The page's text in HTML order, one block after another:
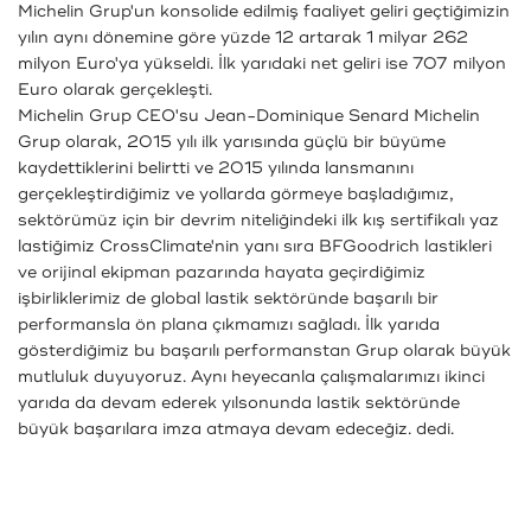
Michelin Grup'un konsolide edilmiş faaliyet geliri geçtiğimizin
yılın aynı dönemine göre yüzde 12 artarak 1 milyar 262
milyon Euro'ya yükseldi. İlk yarıdaki net geliri ise 707 milyon
Euro olarak gerçekleşti.
Michelin Grup CEO'su Jean-Dominique Senard Michelin
Grup olarak, 2015 yılı ilk yarısında güçlü bir büyüme
kaydettiklerini belirtti ve 2015 yılında lansmanını
gerçekleştirdiğimiz ve yollarda görmeye başladığımız,
sektörümüz için bir devrim niteliğindeki ilk kış sertifikalı yaz
lastiğimiz CrossClimate'nin yanı sıra BFGoodrich lastikleri
ve orijinal ekipman pazarında hayata geçirdiğimiz
işbirliklerimiz de global lastik sektöründe başarılı bir
performansla ön plana çıkmamızı sağladı. İlk yarıda
gösterdiğimiz bu başarılı performanstan Grup olarak büyük
mutluluk duyuyoruz. Aynı heyecanla çalışmalarımızı ikinci
yarıda da devam ederek yılsonunda lastik sektöründe
büyük başarılara imza atmaya devam edeceğiz. dedi.